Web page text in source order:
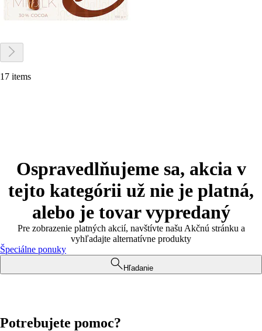
17 items
Ospravedlňujeme sa, akcia v
tejto kategórii už nie je platná,
alebo je tovar vypredaný
Pre zobrazenie platných akcií, navštívte našu Akčnú stránku a
vyhľadajte alternatívne produkty
Špeciálne ponuky
Hľadanie
Potrebujete pomoc?